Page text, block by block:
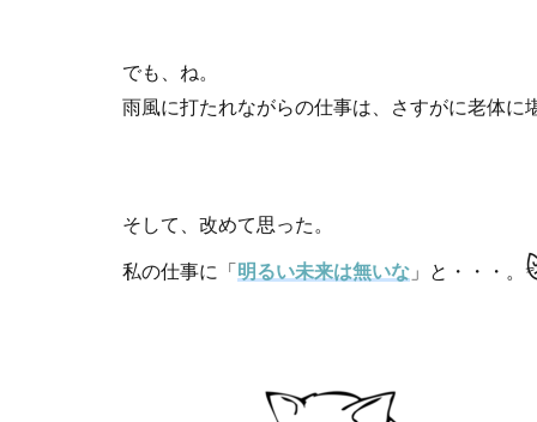
でも、ね。
雨風に打たれながらの仕事は、さすがに老体に
そして、改めて思った。
私の仕事に「明るい未来は無いな 」と・・・。